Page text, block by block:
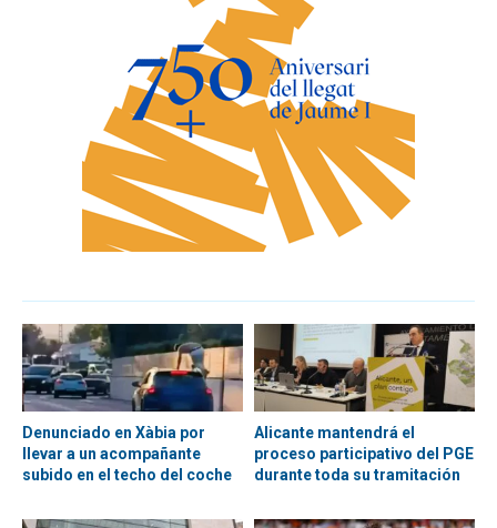
Denunciado en Xàbia por
llevar a un acompañante
subido en el techo del coche
Alicante mantendrá el
proceso participativo del PGE
durante toda su tramitación